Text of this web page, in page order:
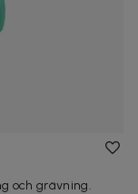
och grävning.